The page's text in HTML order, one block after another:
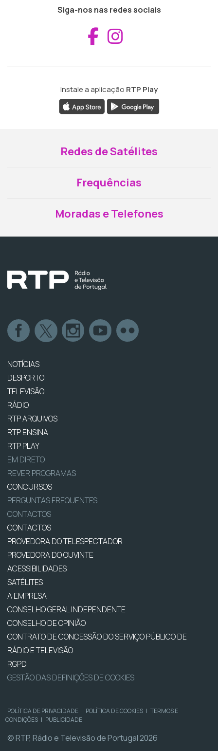
Siga-nos nas redes sociais
Aceder ao
Instale a aplicação RTP Play
Redes de Satélites
Frequências
Moradas e Telefones
NOTÍCIAS
DESPORTO
TELEVISÃO
RÁDIO
RTP ARQUIVOS
RTP ENSINA
RTP PLAY
EM DIRETO
REVER PROGRAMAS
CONCURSOS
PERGUNTAS FREQUENTES
CONTACTOS
CONTACTOS
PROVEDORA DO TELESPECTADOR
PROVEDORA DO OUVINTE
ACESSIBILIDADES
SATÉLITES
A EMPRESA
CONSELHO GERAL INDEPENDENTE
CONSELHO DE OPINIÃO
CONTRATO DE CONCESSÃO DO SERVIÇO PÚBLICO DE
RÁDIO E TELEVISÃO
RGPD
GESTÃO DAS DEFINIÇÕES DE COOKIES
POLÍTICA DE PRIVACIDADE | POLÍTICA DE COOKIES | TERMOS E
CONDIÇÕES | PUBLICIDADE
© RTP, Rádio e Televisão de Portugal 2026